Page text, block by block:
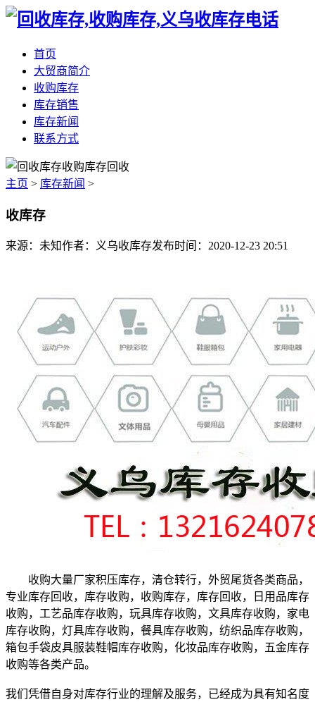
首页
大贸商简介
收购库存
库存销售
库存新闻
联系方式
主页 > 库存新闻 >
收库存
来源：未知作者：义乌收库存发布时间：2020-12-23 20:51
收购大量厂家积压库存，清仓转行，外贸尾货各类商品，
专业库存回收，库存收购，收购库存，库存回收，日用品库存
收购，工艺品库存收购，玩具库存收购，文具库存收购，家电
库存收购，灯具库存收购，餐具库存收购，纺织品库存收购，
箱包手袋皮具服装鞋帽库存收购，化妆品库存收购，五金库存
收购等各类产品。
我们凭借自身对库存行业的理解及服务，已经成为具有知名度